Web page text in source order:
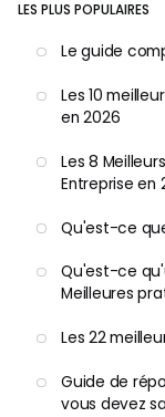
LES PLUS POPULAIRES
Le guide
Les 10
en 2026
Les 8
Entreprise en
Qu'est-ce
Qu'est-ce
Meilleures
Les 22
Guide de
vous devez